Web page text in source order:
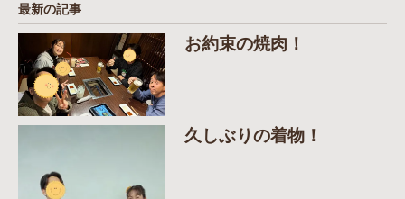
最新の記事
お約束の焼肉！
久しぶりの着物！